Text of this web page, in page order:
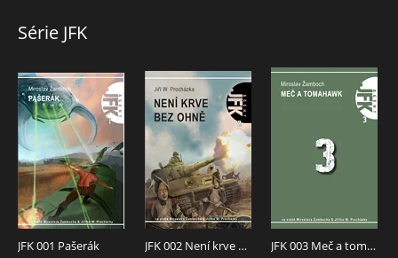
rozmyslí, jestli vyrazit na houby s malým nožíkem.
náš svět si opravdu musíme zasloužit. Věnováno
houbařskému guru, ing. M. Smotlachovi in memoriam.
Série JFK
JFK 001 Pašerák JFK 002 Není krve bez ohně JFK 003 Meč a tomahavk